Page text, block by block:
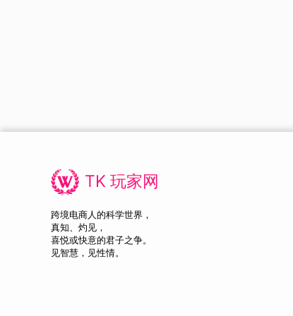
TK 玩家网
跨境电商人的科学世界，
真知、灼见，
喜悦或快意的君子之争。
见智慧，见性情。